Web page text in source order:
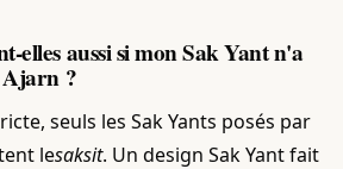
elles aussi si mon Sak Yant n'a
Ajarn ?
seuls les Sak Yants posés par
lesaksit. Un design Sak Yant fait